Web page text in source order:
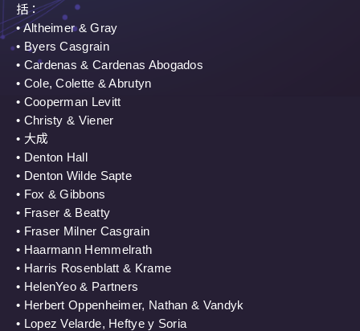
括：
• Altheimer & Gray
• Byers Casgrain
• Cardenas & Cardenas Abogados
• Cole, Colette & Abrutyn
• Cooperman Levitt
• Christy & Viener
• 大成
• Denton Hall
• Denton Wilde Sapte
• Fox & Gibbons
• Fraser & Beatty
• Fraser Milner Casgrain
• Haarmann Hemmelrath
• Harris Rosenblatt & Krame
• HelenYeo & Partners
• Herbert Oppenheimer, Nathan & Vandyk
• Lopez Velarde, Heftye y Soria